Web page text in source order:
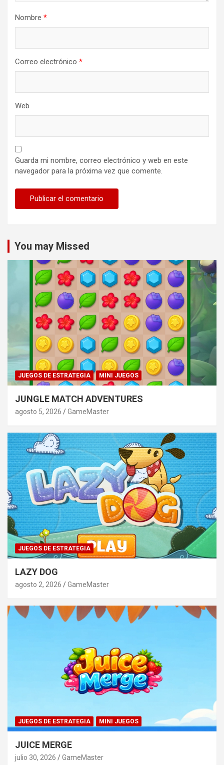
Nombre *
Correo electrónico *
Web
Guarda mi nombre, correo electrónico y web en este
navegador para la próxima vez que comente.
You may Missed
JUEGOS DE ESTRATEGIA MINI JUEGOS
JUNGLE MATCH ADVENTURES
agosto 5, 2026 GameMaster
JUEGOS DE ESTRATEGIA
LAZY DOG
agosto 2, 2026 GameMaster
JUEGOS DE ESTRATEGIA MINI JUEGOS
JUICE MERGE
julio 30, 2026 GameMaster